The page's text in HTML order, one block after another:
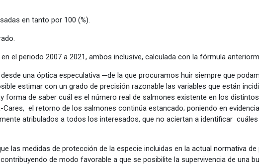
en tanto por 100 (%).
el periodo 2007 a 2021, ambos inclusive, calculada con la fórmula
una óptica especulativa ─de la que procuramos huir siempre que
estimar con un grado de precisión razonable las variables que están
forma de saber cuál es el número real de salmones existente en los
Cares, el retorno de los salmones continúa estancado; poniendo en
atribulados a todos los interesados, que no aciertan a identificar
las medidas de protección de la especie incluidas en la actual normativa
de modo favorable a que se posibilite la supervivencia de una